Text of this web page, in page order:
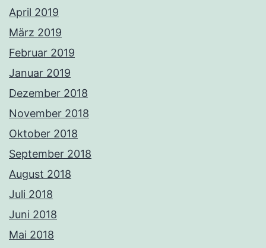
April 2019
März 2019
Februar 2019
Januar 2019
Dezember 2018
November 2018
Oktober 2018
September 2018
August 2018
Juli 2018
Juni 2018
Mai 2018